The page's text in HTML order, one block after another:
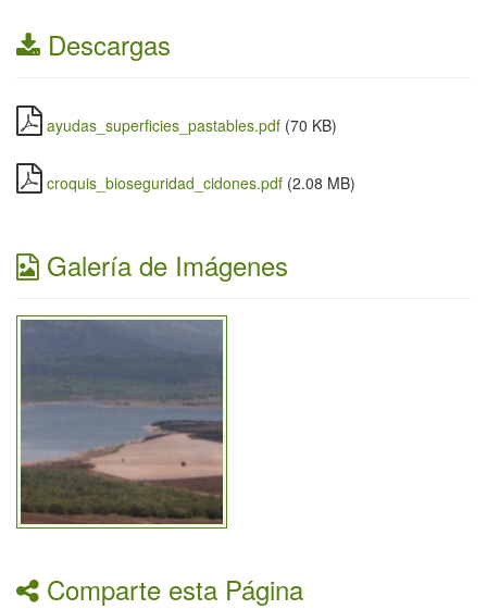
Descargas
ayudas_superficies_pastables.pdf (70 KB)
croquis_bioseguridad_cidones.pdf (2.08 MB)
Galería de Imágenes
Comparte esta Página